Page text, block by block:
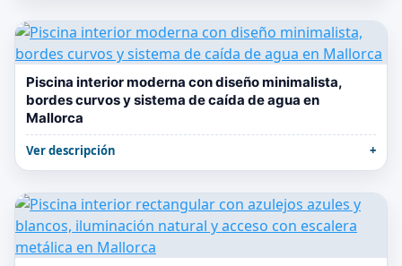
Piscina interior moderna con diseño minimalista,
bordes curvos y sistema de caída de agua en
Mallorca
Ver descripción